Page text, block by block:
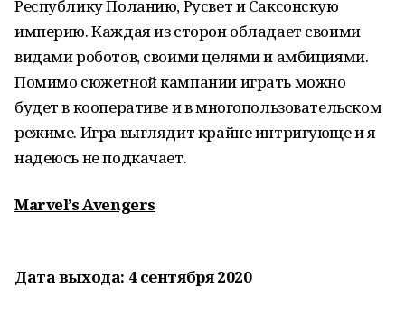
Республику Поланию, Русвет и Саксонскую
империю. Каждая из сторон обладает своими
видами роботов, своими целями и амбициями.
Помимо сюжетной кампании играть можно
будет в кооперативе и в многопользовательском
режиме. Игра выглядит крайне интригующе и я
надеюсь не подкачает.
Marvel’s Avengers
Дата выхода: 4 сентября 2020